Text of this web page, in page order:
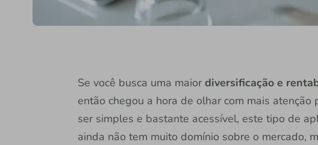
Se você busca uma maior diversificação e
então chegou a hora de olhar com mais atenção
ser simples e bastante acessível, este tipo de
ainda não tem muito domínio sobre o mercado,